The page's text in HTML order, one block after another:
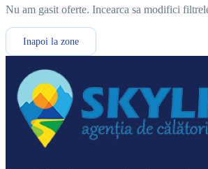
Nu am gasit oferte. Incearca sa modifici
Inapoi la zone